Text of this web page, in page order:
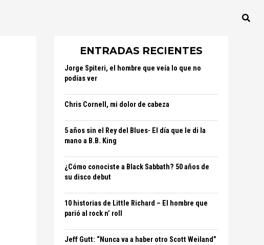
ENTRADAS RECIENTES
Jorge Spiteri, el hombre que veía lo que no
podías ver
Chris Cornell, mi dolor de cabeza
5 años sin el Rey del Blues- El día que le di la
mano a B.B. King
¿Cómo conociste a Black Sabbath? 50 años de
su disco debut
10 historias de Little Richard – El hombre que
parió al rock n’ roll
Jeff Gutt: “Nunca va a haber otro Scott Weiland”